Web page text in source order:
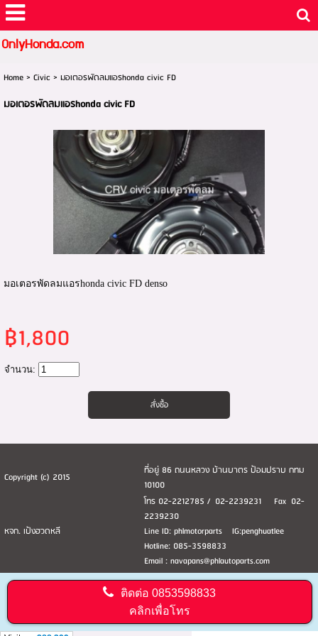
OnlyHonda.com
Home> Civic > มอเตอรพัดลมแอรhonda civic FD
มอเตอรพัดลมแอรhonda civic FD
มอเตอรพัดลมแอรhonda civic FD denso
฿1,800
จำนวน:
Copyright (c) 2015
ที่อยู่ 86 ถนนหลวง บ้านบาตร ป้อมปราบ กทม
10100
หจก. เป้งฮวดหลี
โทร 02-2212785 / 02-2239231 Fax 02-
2239230
Line ID: phlmotorparts IG:penghuatlee
Hotline: 085-3598833
Email : navapans@phlautoparts.com
ติดต่อ0853598833
คลิกเพื่อโทร